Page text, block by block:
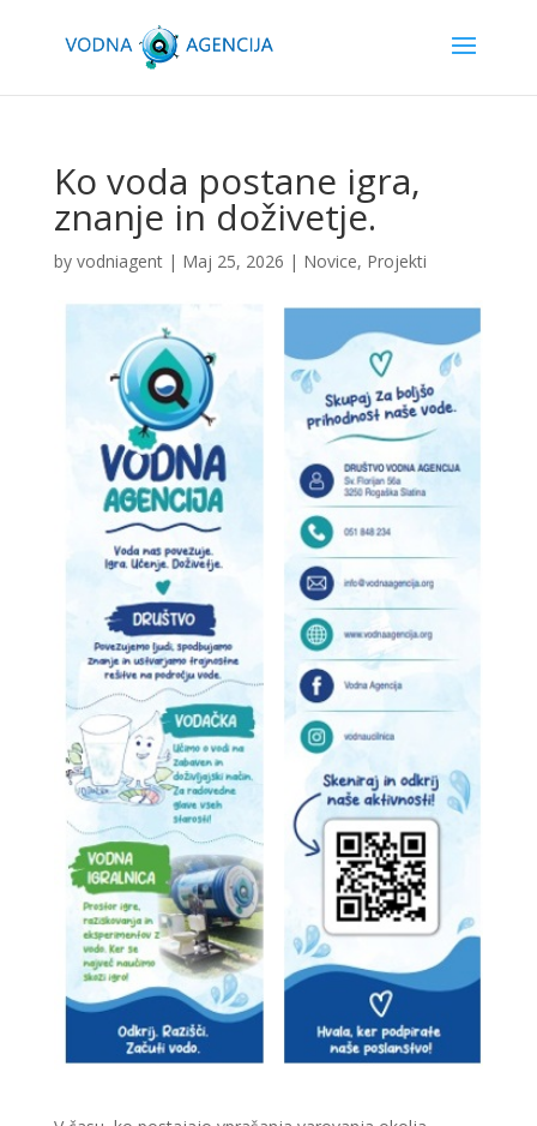
Ko voda postane igra,
znanje in doživetje.
by vodniagent| Maj 25, 2026 | Novice, Projekti